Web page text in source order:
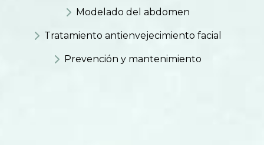
Modelado del abdomen
Tratamiento antienvejecimiento facial
Prevención y mantenimiento